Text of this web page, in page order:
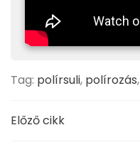
Tag: polírsuli, polírozás,
Előző cikk